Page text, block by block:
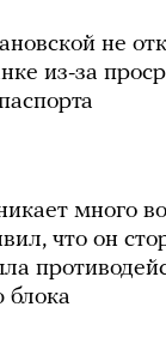
не
из-за
много
что он
блока